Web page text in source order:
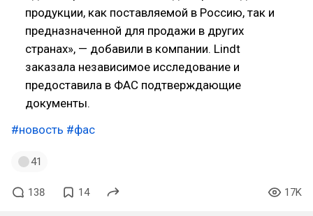
продукции, как поставляемой в Россию, так и
предназначенной для продажи в других
странах», — добавили в компании. Lindt
заказала независимое исследование и
предоставила в ФАС подтверждающие
документы.
#новость #фас
41
138 14 17K